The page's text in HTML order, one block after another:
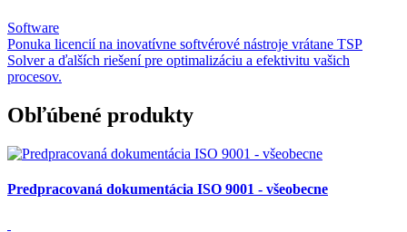
Software
Ponuka licencií na inovatívne softvérové nástroje vrátane TSP
Solver a ďalších riešení pre optimalizáciu a efektivitu vašich
procesov.
Obľúbené produkty
Predpracovaná dokumentácia ISO 9001 - všeobecne